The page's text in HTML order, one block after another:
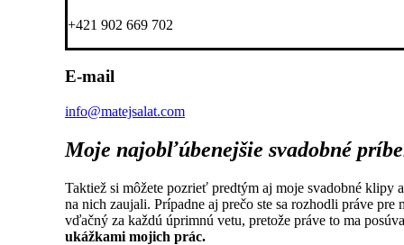
+421 902 669 702
E-mail
info@matejsalat.com
Moje najobľúbenejšie svadobné
Taktiež si môžete pozrieť predtým aj moje svadobné
na nich zaujali. Prípadne aj prečo ste sa rozhodli práve
vďačný za každú úprimnú vetu, pretože práve to ma
ukážkami mojich prác.